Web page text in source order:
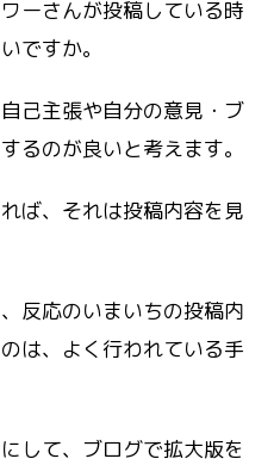
ーさんが投稿している時
ですか。
己主張や自分の意見・ブ
るのが良いと考えます。
ば、それは投稿内容を見
反応のいまいちの投稿内
は、よく行われている手
して、ブログで拡大版を